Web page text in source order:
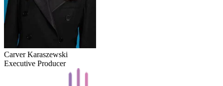
Carver Karaszewski
Executive Producer